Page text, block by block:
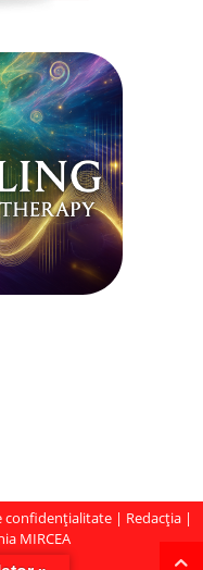
confidențialitate | Redacția |
MIRCEA